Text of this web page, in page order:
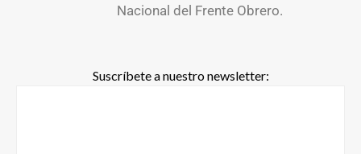
Nacional del Frente Obrero.
Suscríbete a nuestro newsletter: